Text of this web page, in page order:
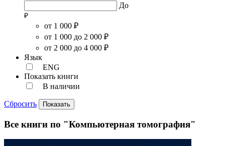
До
от 1 000 ₽
от 1 000 до 2 000 ₽
от 2 000 до 4 000 ₽
Язык
ENG
Показать книги
В наличии
Сбросить Показать
Все книги по "Компьютерная томография"